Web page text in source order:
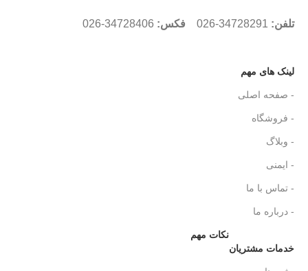
تلفن: 34728291-026 فکس:
لینک های مهم
- صفحه اصلی
- فروشگاه
- وبلاگ
- ایمنی
- تماس با ما
- درباره ما
خدمات مشتریان
نکات مهم